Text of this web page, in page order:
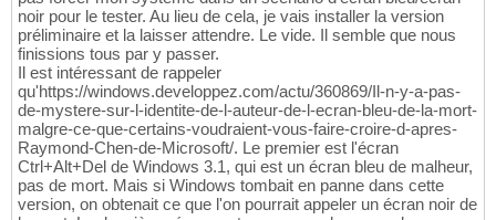
noir pour le tester. Au lieu de cela, je vais installer la version
préliminaire et la laisser attendre. Le vide. Il semble que nous
finissions tous par y passer.
Il est intéressant de rappeler
qu'https://windows.developpez.com/actu/360869/Il-n-y-a-pas-
de-mystere-sur-l-identite-de-l-auteur-de-l-ecran-bleu-de-la-mort-
malgre-ce-que-certains-voudraient-vous-faire-croire-d-apres-
Raymond-Chen-de-Microsoft/. Le premier est l'écran
Ctrl+Alt+Del de Windows 3.1, qui est un écran bleu de malheur,
pas de mort. Mais si Windows tombait en panne dans cette
version, on obtenait ce que l'on pourrait appeler un écran noir de